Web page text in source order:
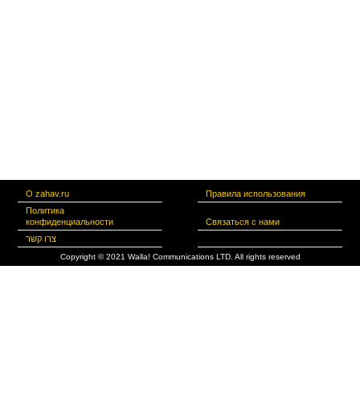
О zahav.ru
Правила использования
Политика
конфиденциальности
Связаться с нами
צרו קשר
Copyright © 2021 Walla! Communications LTD. All rights reserved